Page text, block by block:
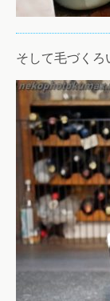
そして毛づくろ